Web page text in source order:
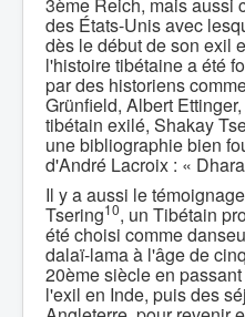
3ème Reich, mais aussi
des États-Unis avec
dès le début de son exil
l'histoire tibétaine a été
par des historiens
Grünfield, Albert
tibétain exilé, Shakay
une bibliographie bien
d'André Lacroix : «
Il y a aussi le
Tsering10, un Tibétain
été choisi comme
dalaï-lama à l'âge de
20ème siècle en
l'exil en Inde, puis des